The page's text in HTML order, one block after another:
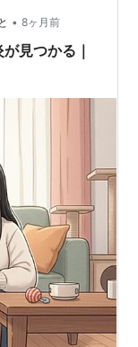
• 8ヶ月前
見つかる｜